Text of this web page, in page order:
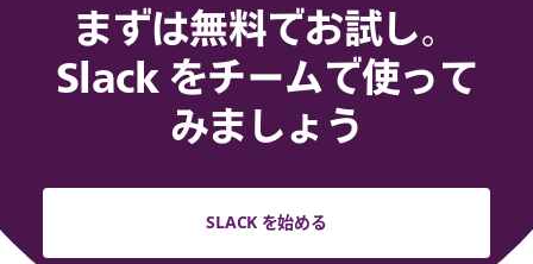
まずは無料でお試し。
Slack をチームで使って
みましょう
SLACK を始める